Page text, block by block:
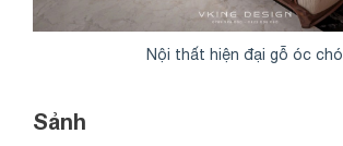
Nội thất hiện đại gỗ óc chó
Sảnh